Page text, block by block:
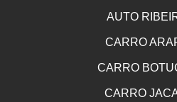
AUTO
CARRO
CARRO
CARRO